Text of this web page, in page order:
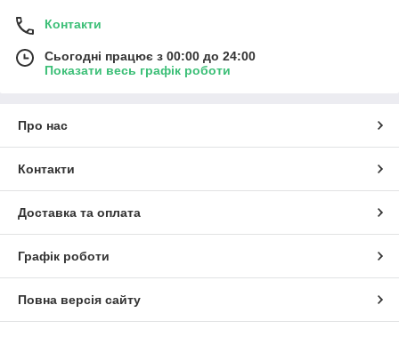
Контакти
Сьогодні працює з 00:00 до 24:00
Показати весь графік роботи
Про нас
Контакти
Доставка та оплата
Графік роботи
Повна версія сайту